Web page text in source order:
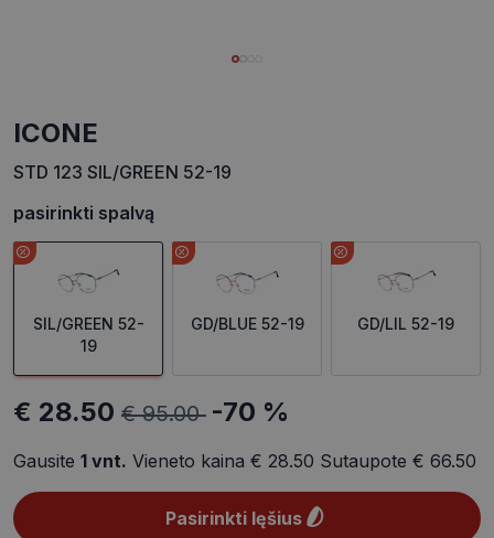
ICONE
STD 123 SIL/GREEN 52-19
pasirinkti spalvą
SIL/GREEN 52-
19
GD/BLUE 52-19 GD/LIL 52-19
€ 28.50 € 95.00 -70 %
Gausite 1 vnt. Vieneto kaina € 28.50 Sutaupote € 66.50
Pasirinkti lęšius